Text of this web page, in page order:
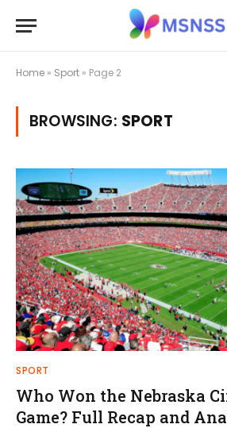
Home » Sport » Page 2
BROWSING: SPORT
SPORT
Who Won the Nebraska
Game? Full Recap and